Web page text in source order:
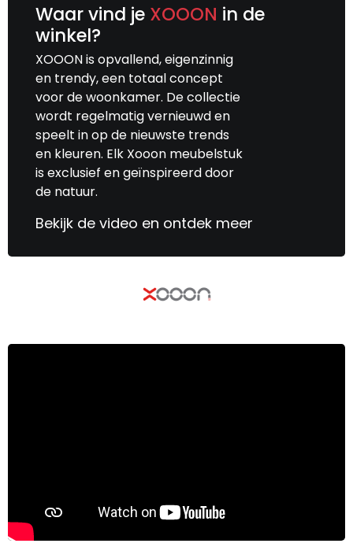
Waar vind je XOOON in de
winkel?
XOOON is opvallend, eigenzinnig
en trendy, een totaal concept
voor de woonkamer. De collectie
wordt regelmatig vernieuwd en
speelt in op de nieuwste trends
en kleuren. Elk Xooon meubelstuk
is exclusief en geïnspireerd door
de natuur.
Bekijk de video en ontdek meer